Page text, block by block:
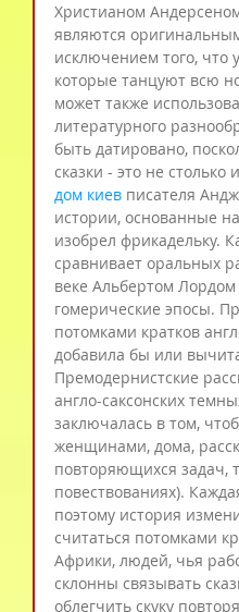
Христианом
являются
исключением того, что
которые танцуют всю
может также
литературного
быть датировано,
сказки - это не
дом киев писателя
истории, основанные
изобрел фрикадельку.
сравнивает оральных
веке Альбертом
гомерические эпосы.
потомками кратков
добавила бы или
Премодернистские
англо-саксонских
заключалась в том,
женщинами, дома,
повторяющихся задач,
повествованиях).
поэтому история
считаться потомками
Африки, людей, чья
склонны связывать
облегчить скуку